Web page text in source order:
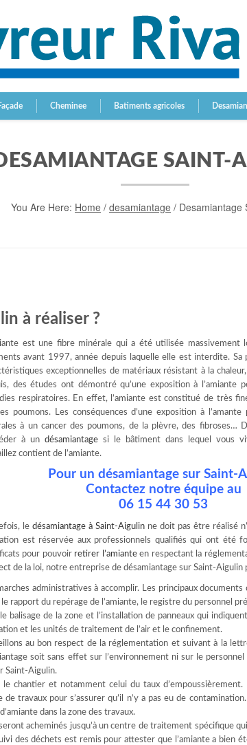
Cheminee Batiments agricoles
SAINT-
You Are Here: Home / desamiantage / Desamiantage
à réaliser ?
est une fibre minérale qui a été utilisée massivement
avant 1997, année depuis laquelle elle est interdite. Sa
exceptionnelles de matériaux résistant à la
des études ont démontré qu’une exposition à l’amiante
respiratoires. En effet, l’amiante est constitué de très
poumons. Les conséquences d’une exposition à
à un cancer des poumons, de la plèvre, des fibroses…
à un désamiantagesi le bâtiment dans lequel vous
contient de l’amiante.
Pour un désamiantage sur Saint-
Contactez notre équipe au
06 15 44 30 53
ledésamiantage à Saint-Aigulin ne doit pas être réalisé
est réservée aux professionnels qualifiés qui ont été
pour pouvoir retirer l’amiante en respectant la
de la loi, notre entreprise de désamiantage sur Saint-Aigulin
administratives à accomplir. Les principaux
rapport du repérage de l’amiante, le registre du personnel
balisage de la zone et l’installation de panneaux qui indiquent
et les unités de traitement de l’air et le confinement.
au bon respect de la réglementation et suivant à la
soit sans effet sur l’environnement ni sur le personnel
Saint-Aigulin.
chantier et notamment celui du taux d’empoussièrement.
travaux pour s’assurer qu’il n’y a pas eu de
dans la zone des travaux.
acheminés jusqu’à un centre de traitement spécifique
des déchets est remis pour attester que l’amiante a bien